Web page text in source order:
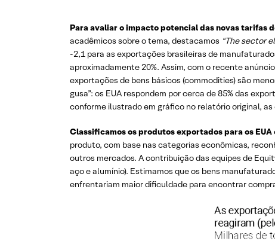
Para avaliar o impacto potencial das novas tarifas
acadêmicos sobre o tema, destacamos “The sector
-2,1 para as exportações brasileiras de
aproximadamente 20%. Assim, com o recente
exportações de bens básicos (commodities) são
gusa”: os EUA respondem por cerca de 85% das
conforme ilustrado em gráfico no relatório original,
Classificamos os produtos exportados para os EUA
produto, com base nas categorias econômicas,
outros mercados. A contribuição das equipes de
aço e alumínio). Estimamos que os bens
enfrentariam maior dificuldade para encontrar